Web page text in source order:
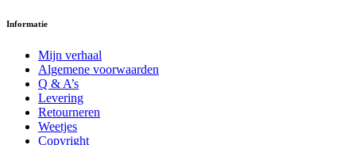
Informatie
Mijn verhaal
Algemene voorwaarden
Q & A’s
Levering
Retourneren
Weetjes
Copyright